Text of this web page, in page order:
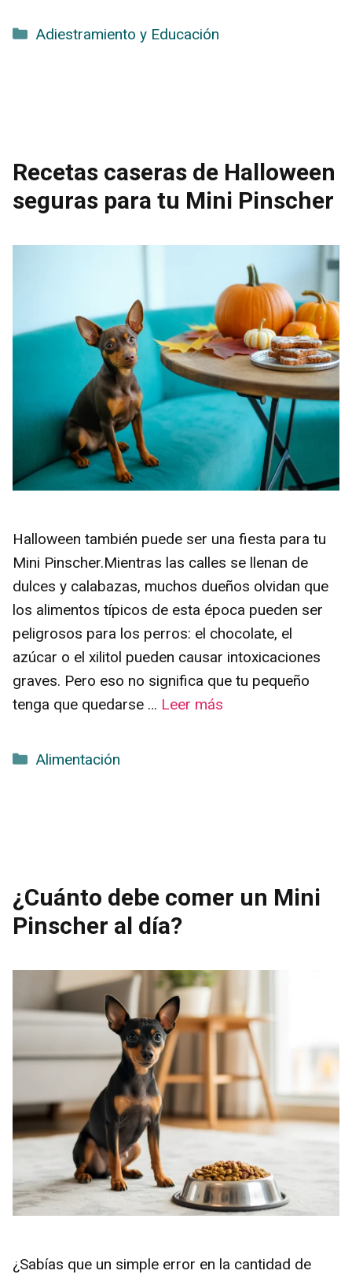
Categorías
Adiestramiento y Educación
Recetas caseras de Halloween
seguras para tu Mini Pinscher
Halloween también puede ser una fiesta para tu
Mini Pinscher.Mientras las calles se llenan de
dulces y calabazas, muchos dueños olvidan que
los alimentos típicos de esta época pueden ser
peligrosos para los perros: el chocolate, el
azúcar o el xilitol pueden causar intoxicaciones
graves. Pero eso no significa que tu pequeño
tenga que quedarse … Leer más
Categorías
Alimentación
¿Cuánto debe comer un Mini
Pinscher al día?
¿Sabías que un simple error en la cantidad de